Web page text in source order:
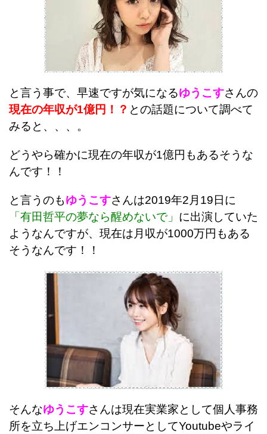
と言う事で、早速ですが気になるゆうこすさんの
現在の年収が1億円！？ との話題について調べて
みると、、、。
どうやら確かに現在の年収が1億円もあるそうな
んです！！
と言うのもゆうこすさんは2019年2月19日に
「有田哲平の夢なら醒めないで」 に出演していた
ようなんですが、現在は月収が1000万円もある
そうなんです！！
そんなゆうこすさんは現在実業家として個人事務
所を立ち上げエンコンサーとしてYoutubeやライ